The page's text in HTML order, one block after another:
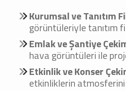
Kurumsal ve Tanıtım
görüntüleriyle tanıtım
Emlak ve Şantiye
hava görüntüleri ile
Etkinlik ve Konser
etkinliklerin